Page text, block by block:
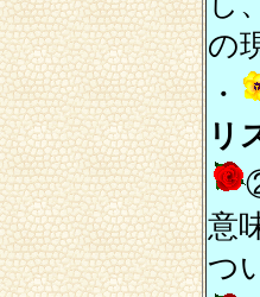
の
・
リ
意
つ